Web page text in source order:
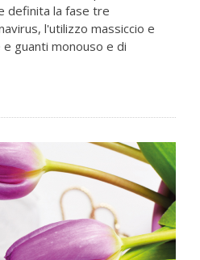
definita la fase tre
l'utilizzo massiccio e
guanti monouso e di